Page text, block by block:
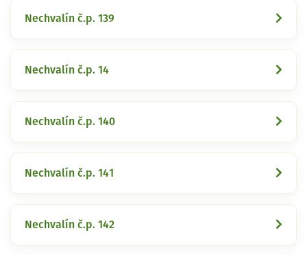
Nechvalín č.p. 139
Nechvalín č.p. 14
Nechvalín č.p. 140
Nechvalín č.p. 141
Nechvalín č.p. 142